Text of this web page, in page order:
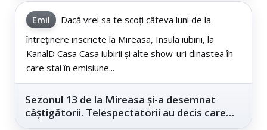
Emil
Dacă vrei sa te scoți câteva luni de la
întreținere inscriete la Mireasa, Insula iubirii, la
KanalD Casa Casa iubirii și alte show-uri dinastea în
care stai în emisiune...
Sezonul 13 de la Mireasa și-a desemnat
câștigătorii. Telespectatorii au decis care